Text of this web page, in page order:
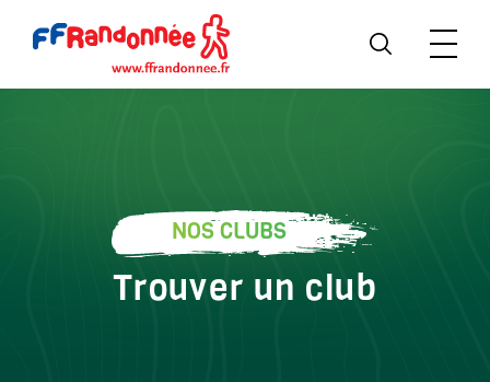
NOS CLUBS
Trouver un club